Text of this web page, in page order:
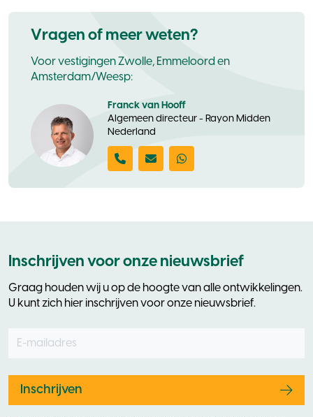
Vragen of meer weten?
Voor vestigingen Zwolle, Emmeloord en
Amsterdam/Weesp:
Franck van Hooff
Algemeen directeur - Rayon Midden
Nederland
Inschrijven voor onze nieuwsbrief
Graag houden wij u op de hoogte van alle ontwikkelingen.
U kunt zich hier inschrijven voor onze nieuwsbrief.
Leave
blank
Inschrijven